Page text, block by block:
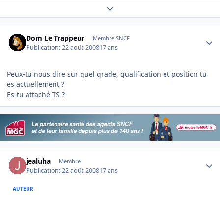
Expand topic overview
Dom Le Trappeur Membre SNCF
Publication:22 août 200817 ans
Peux-tu nous dire sur quel grade, qualification et position tu
es actuellement ?
Es-tu attaché TS ?
jealuha Membre
Publication:22 août 200817 ans
AUTEUR